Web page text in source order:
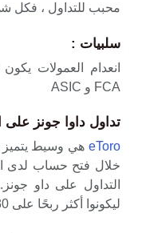
محبب للتداول ، فكل
سلبيات :
FCA و ASIC
تداول داوا جونز على
eToro هي وسيط يتميز
خلال فتح حساب لدى
التداول على داو
ليكونوا أكثر ربحًا على DJI30.